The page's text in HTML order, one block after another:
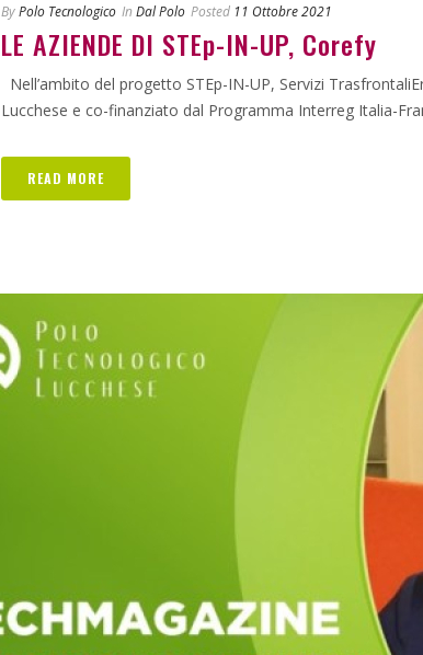
ByPolo Tecnologico In Dal Polo Posted 11 Ottobre 2021
LE AZIENDE DI STEp-IN-UP, Corefy
Nell’ambito del progetto STEp-IN-UP, Servizi
Lucchese e co-finanziato dal Programma Interreg Italia-
READ MORE